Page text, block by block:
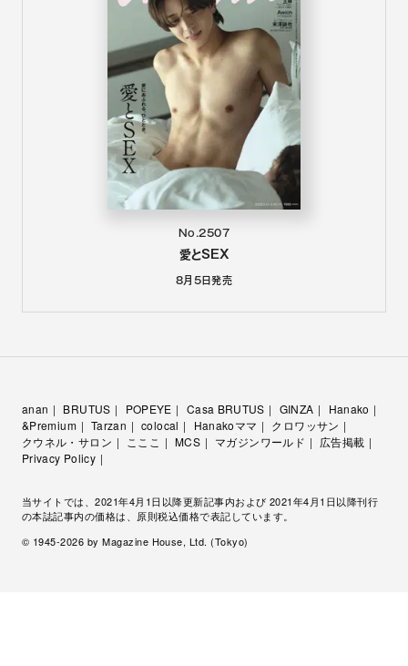
No.2507
愛とSEX
8月5日発売
anan BRUTUS POPEYE Casa BRUTUS GINZA
Hanako
&Premium
Tarzan colocal Hanakoママ
クロワッサン
クウネル・サロン
こここ MCS マガジンワールド
広告掲載
Privacy Policy
当サイトでは、2021年4月1日以降更新記事内および 2021年4月1日以降刊行
の本誌記事内の価格は、原則税込価格で表記しています。
© 1945-2026 by Magazine House, Ltd. (Tokyo)